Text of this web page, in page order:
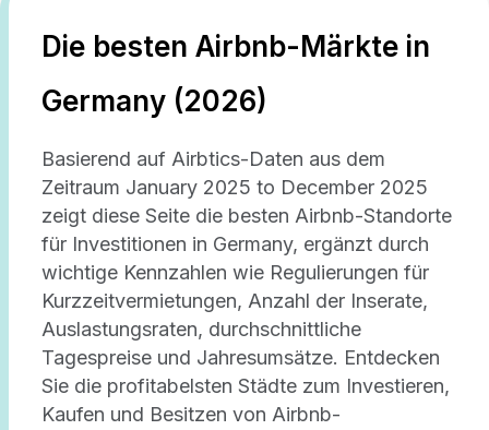
Die besten Airbnb-Märkte in
Germany (2026)
Basierend auf Airbtics-Daten aus dem
Zeitraum January 2025 to December 2025
zeigt diese Seite die besten Airbnb-Standorte
für Investitionen in Germany, ergänzt durch
wichtige Kennzahlen wie Regulierungen für
Kurzzeitvermietungen, Anzahl der Inserate,
Auslastungsraten, durchschnittliche
Tagespreise und Jahresumsätze. Entdecken
Sie die profitabelsten Städte zum Investieren,
Kaufen und Besitzen von Airbnb-